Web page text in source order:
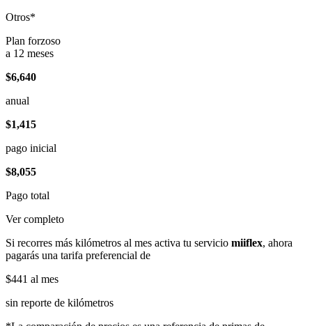
Otros*
Plan forzoso
a 12 meses
$6,640
anual
$1,415
pago inicial
$8,055
Pago total
Ver completo
Si recorres más kilómetros al mes activa tu servicio miiflex, ahora
pagarás una tarifa preferencial de
$441 al mes
sin reporte de kilómetros